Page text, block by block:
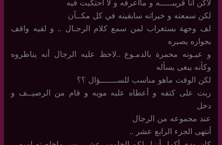
لاكن أنا قريبـــــه و ماأعرفه و لا أحتكيت فيه
لكن سمعته و خيراته سابقينه في كل مكــآن
لف وجهة بستغراب لمن سمع كلام الرجـال .. و لقيه واقف
بجواره يصبره
و عيـونه محمرة بالدمـوع ..لاحظ عليه الرجال أنه يناظروه
وكأنه يبغى يسأله
لكن الوقت ماهو مناسب للســـــــؤال ؟؟
ربت على كتفه و أعطاه علبه مويه و قام من الرصيــف و
دخل
عند مجموعه من الرجال
أنتهى الجزء الرابع عشر ..